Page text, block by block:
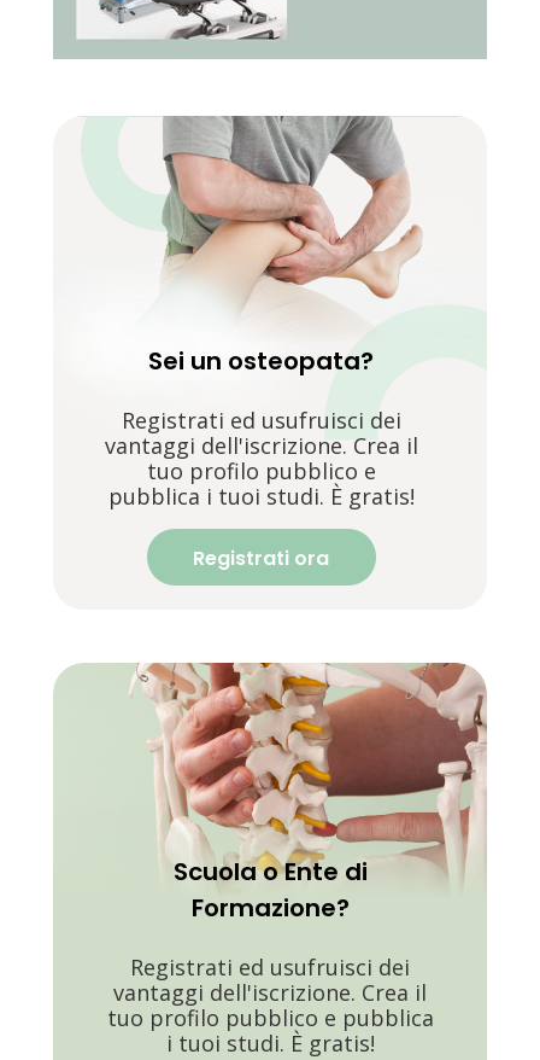
Sei un osteopata?
Registrati ed usufruisci dei
vantaggi dell'iscrizione. Crea il
tuo profilo pubblico e
pubblica i tuoi studi. È gratis!
Registrati ora
Scuola o Ente di
Formazione?
Registrati ed usufruisci dei
vantaggi dell'iscrizione. Crea il
tuo profilo pubblico e pubblica
i tuoi studi. È gratis!